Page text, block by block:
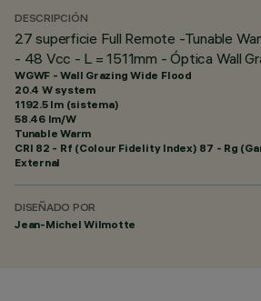
DESCRIPCIÓN
27 superficie Full Remote -Tunable
- 48 Vcc - L = 1511mm - Óptica Wall
WGWF - Wall Grazing Wide Flood
20.4 W system
1192.5 lm (sistema)
58.46 lm/W
Tunable Warm
CRI 82 - Rf (Colour Fidelity Index) 87 - Rg
External
DISEÑADO POR
Jean-Michel Wilmotte